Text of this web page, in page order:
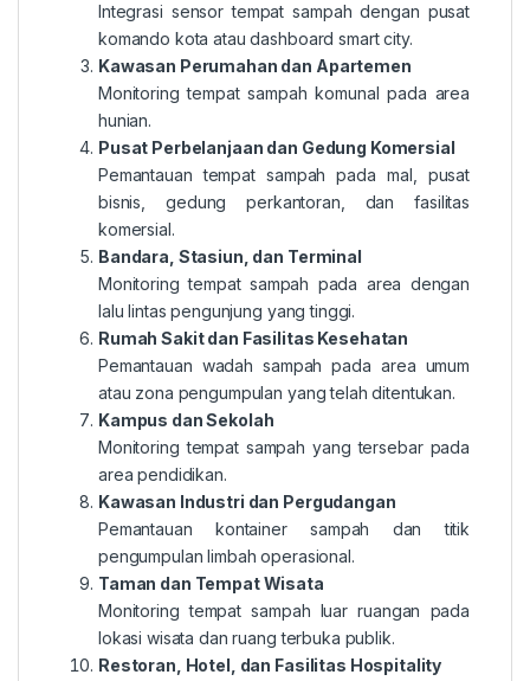
Integrasi sensor tempat sampah dengan pusat
komando kota atau dashboard smart city.
Kawasan Perumahan dan Apartemen
Monitoring tempat sampah komunal pada area
hunian.
Pusat Perbelanjaan dan Gedung Komersial
Pemantauan tempat sampah pada mal, pusat
bisnis, gedung perkantoran, dan fasilitas
komersial.
Bandara, Stasiun, dan Terminal
Monitoring tempat sampah pada area dengan
lalu lintas pengunjung yang tinggi.
Rumah Sakit dan Fasilitas Kesehatan
Pemantauan wadah sampah pada area umum
atau zona pengumpulan yang telah ditentukan.
Kampus dan Sekolah
Monitoring tempat sampah yang tersebar pada
area pendidikan.
Kawasan Industri dan Pergudangan
Pemantauan kontainer sampah dan titik
pengumpulan limbah operasional.
Taman dan Tempat Wisata
Monitoring tempat sampah luar ruangan pada
lokasi wisata dan ruang terbuka publik.
Restoran, Hotel, dan Fasilitas Hospitality